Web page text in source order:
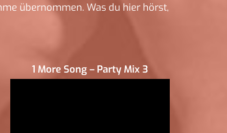
übernommen. Was du hier hörst,
1 More Song – Party Mix 3